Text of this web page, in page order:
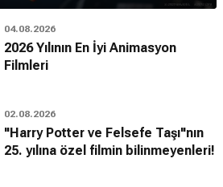
04.08.2026
2026 Yılının En İyi Animasyon
Filmleri
02.08.2026
"Harry Potter ve Felsefe Taşı"nın
25. yılına özel filmin bilinmeyenleri!